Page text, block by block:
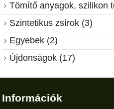
Tömítő anyagok, szilikon
Szintetikus zsírok (3)
Egyebek (2)
Újdonságok (17)
Információk